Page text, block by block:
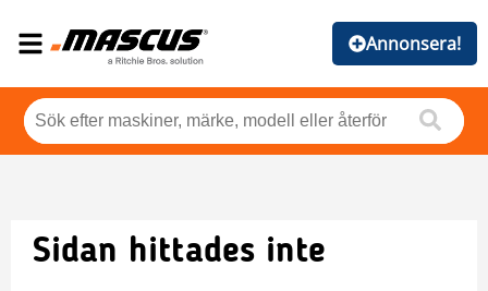
Annonsera!
Sidan hittades inte